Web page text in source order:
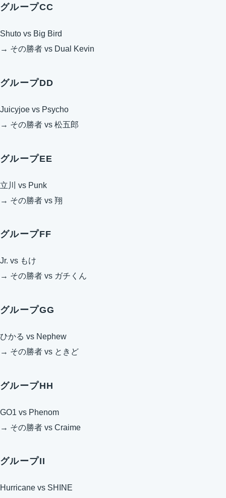
グループCC
Shuto vs Big Bird
→ その勝者 vs Dual Kevin
グループDD
Juicyjoe vs Psycho
→ その勝者 vs 松五郎
グループEE
立川 vs Punk
→ その勝者 vs 翔
グループFF
Jr. vs もけ
→ その勝者 vs ガチくん
グループGG
ひかる vs Nephew
→ その勝者 vs ときど
グループHH
GO1 vs Phenom
→ その勝者 vs Craime
グループII
Hurricane vs SHINE